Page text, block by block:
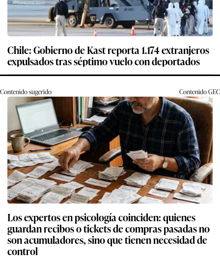
Chile: Gobierno de Kast reporta 1.174 extranjeros
expulsados tras séptimo vuelo con deportados
Contenido sugerido ContenidoGEC
Los expertos en psicología coinciden: quienes
guardan recibos o tickets de compras pasadas no
son acumuladores, sino que tienen necesidad de
control